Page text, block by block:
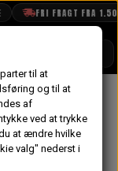
FRI FRAGT FRA
til at
og til at
af
ved at trykke
at ændre hvilke
valg" nederst i